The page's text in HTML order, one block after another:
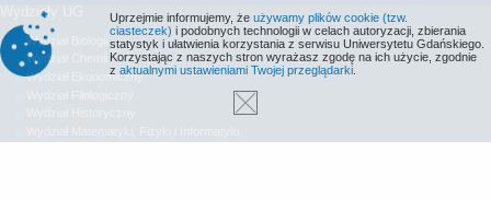
Wydziały UG
Wydział Biologii
Wydział Chemii
Wydział Ekonomiczny
Uprzejmie informujemy, że używamy plików cookie (tzw.
ciasteczek) i podobnych technologii w celach autoryzacji, zbierania
statystyk i ułatwienia korzystania z serwisu Uniwersytetu Gdańskiego.
Korzystając z naszych stron wyrażasz zgodę na ich użycie, zgodnie
z aktualnymi ustawieniami Twojej przeglądarki